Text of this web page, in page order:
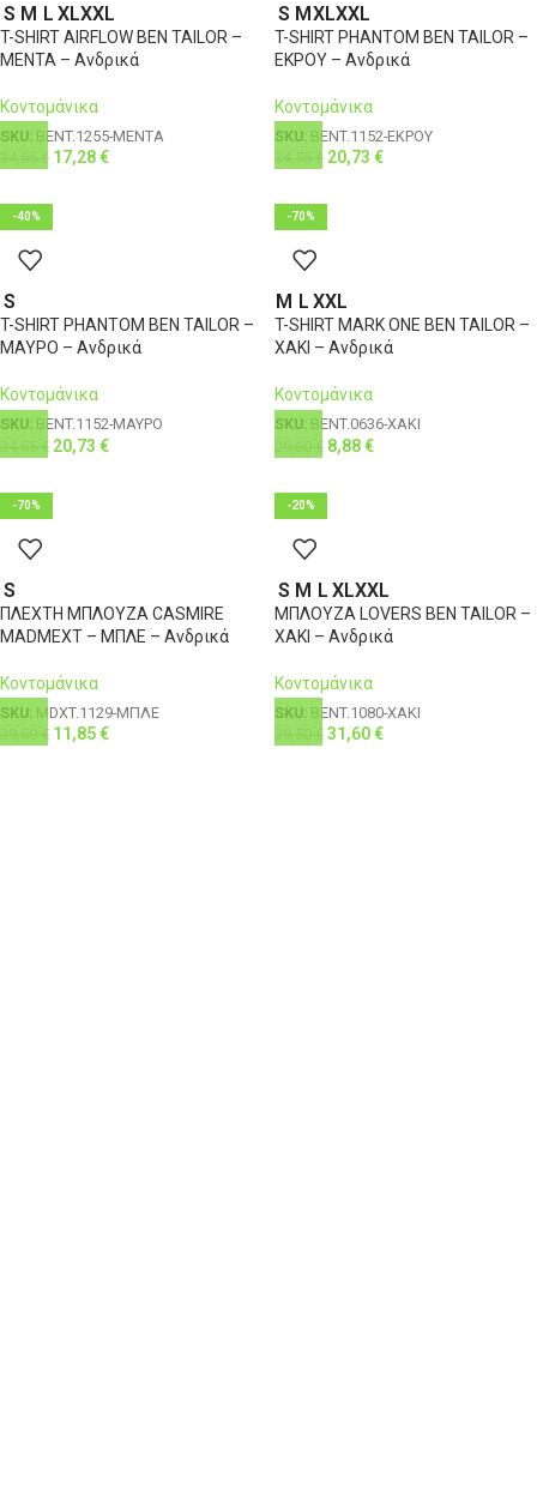
S M L XLXXL
T-SHIRT AIRFLOW BEN TAILOR –
ΜΕΝΤΑ – Ανδρικά
Κοντομάνικα
SKU: BENT.1255-ΜΕΝΤΑ
€ 17,28€
S MXLXXL
T-SHIRT PHANTOM BEN TAILOR –
ΕΚΡΟΥ – Ανδρικά
Κοντομάνικα
SKU: BENT.1152-ΕΚΡΟΥ
€ 20,73 €
-40%
S
T-SHIRT PHANTOM BEN TAILOR –
ΜΑΥΡΟ – Ανδρικά
Κοντομάνικα
SKU: BENT.1152-ΜΑΥΡΟ
€ 20,73 €
-70%
M L XXL
T-SHIRT MARK ONE BEN TAILOR –
ΧΑΚΙ – Ανδρικά
Κοντομάνικα
SKU: BENT.0636-ΧΑΚΙ
€ 8,88€
-70%
S
ΠΛΕΧΤΗ ΜΠΛΟΥΖΑ CASMIRE
MADMEXT – ΜΠΛΕ – Ανδρικά
Κοντομάνικα
SKU: MDXT.1129-ΜΠΛΕ
€ 11,85€
-20%
S M L XLXXL
ΜΠΛΟΥΖΑ LOVERS BEN TAILOR –
ΧΑΚΙ – Ανδρικά
Κοντομάνικα
SKU: BENT.1080-ΧΑΚΙ
€ 31,60€